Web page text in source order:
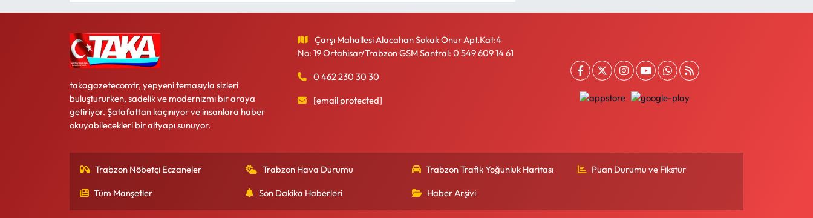
takagazetecomtr, yepyeni temasıyla sizleri
buluştururken, sadelik ve modernizmi bir araya
getiriyor. Şatafattan kaçınıyor ve insanlara haber
okuyabilecekleri bir altyapı sunuyor.
Çarşı Mahallesi Alacahan Sokak Onur Apt.Kat:4
No: 19 Ortahisar/Trabzon GSM Santral: 0 549 609 14 61
0 462 230 30 30
[email protected]
Trabzon Nöbetçi Eczaneler Trabzon Hava Durumu Trabzon Trafik Yoğunluk Haritası Puan Durumu ve Fikstür
Tüm Manşetler Son Dakika Haberleri Haber Arşivi